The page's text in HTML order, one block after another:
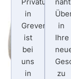
in
Grevenbroich
ist
bei
uns
in
in
Ihre
zu